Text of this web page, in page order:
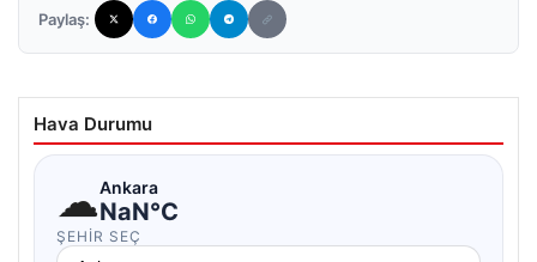
Paylaş:
Hava Durumu
☁Ankara
NaN°C
ŞEHIR SEÇ